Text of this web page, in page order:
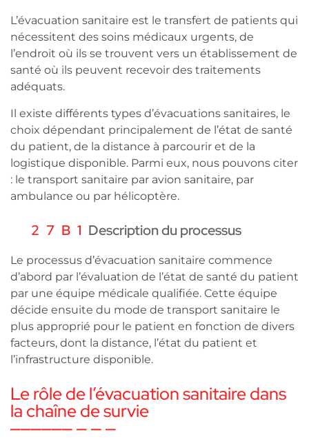
L’évacuation sanitaire est le transfert de patients qui
nécessitent des soins médicaux urgents, de
l’endroit où ils se trouvent vers un établissement de
santé où ils peuvent recevoir des traitements
adéquats.
Il existe différents types d’évacuations sanitaires, le
choix dépendant principalement de l’état de santé
du patient, de la distance à parcourir et de la
logistique disponible. Parmi eux, nous pouvons citer
: le transport sanitaire par avion sanitaire, par
ambulance ou par hélicoptère.
Description du processus
Le processus d’évacuation sanitaire commence
d’abord par l’évaluation de l’état de santé du patient
par une équipe médicale qualifiée. Cette équipe
décide ensuite du mode de transport sanitaire le
plus approprié pour le patient en fonction de divers
facteurs, dont la distance, l’état du patient et
l’infrastructure disponible.
Le rôle de l’évacuation sanitaire dans
la chaîne de survie